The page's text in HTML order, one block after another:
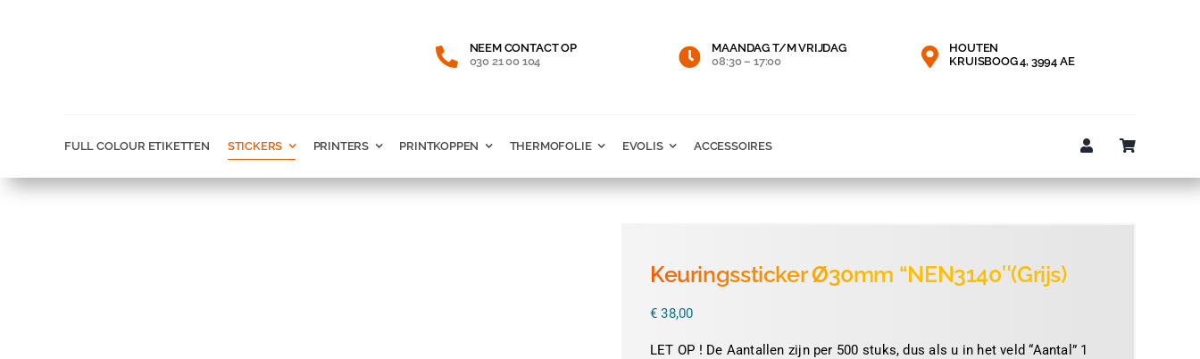
NEEM CONTACT OP
030 21 00 104
MAANDAG T/M VRIJDAG
08:30 – 17:00
HOUTEN
KRUISBOOG 4, 3994 AE
FULL COLOUR ETIKETTEN STICKERS PRINTERS PRINTKOPPEN THERMOFOLIE EVOLIS ACCESSOIRES
Keuringssticker Ø30mm “NEN3140″(Grijs)
€ 38,00
LET OP ! De Aantallen zijn per 500 stuks, dus als u in het veld “Aantal” 1